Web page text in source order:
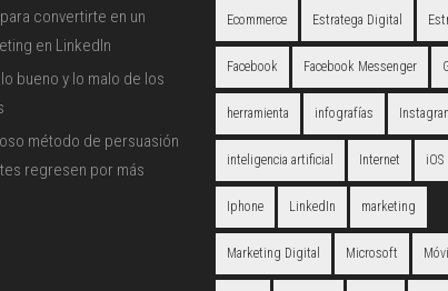
convertirte en un
en LinkedIn
bueno y lo malo de los
método de persuasión
regresen por más
Ecommerce Estratega Digital
Facebook Facebook Messenger
herramienta infografías
inteligencia artificial Internet iOS
Iphone LinkedIn marketing
Marketing Digital Microsoft Móvil